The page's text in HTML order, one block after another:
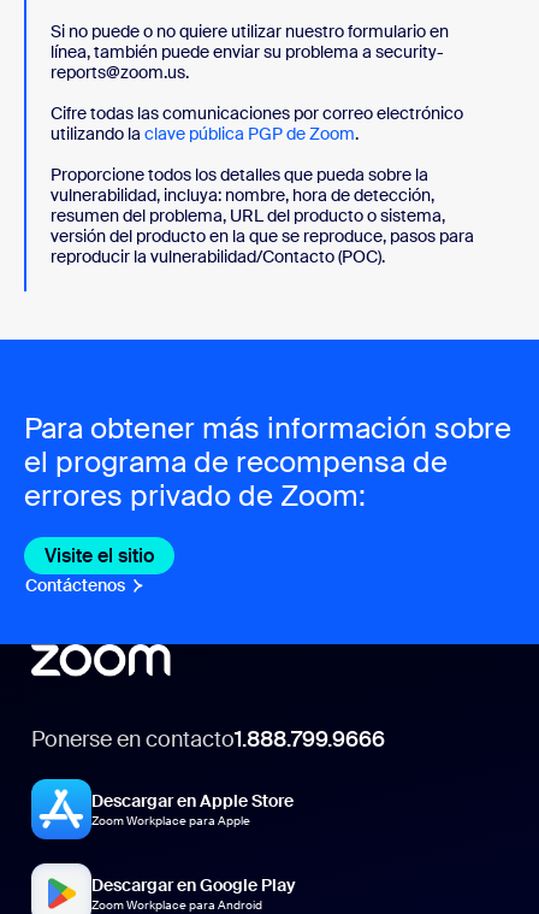
Si no puede o no quiere utilizar nuestro formulario en
línea, también puede enviar su problema a security-
reports@zoom.us.
Cifre todas las comunicaciones por correo electrónico
utilizando la clave pública PGP de Zoom.
Proporcione todos los detalles que pueda sobre la
vulnerabilidad, incluya: nombre, hora de detección,
resumen del problema, URL del producto o sistema,
versión del producto en la que se reproduce, pasos para
reproducir la vulnerabilidad/Contacto (POC).
Para obtener más información sobre
el programa de recompensa de
errores privado de Zoom:
Visite el sitio Visite el sitio
Contáctenos
Ponerse en contacto1.888.799.9666
Descargar en Apple Store
Zoom Workplace para Apple
Descargar en Google Play
Zoom Workplace para Android